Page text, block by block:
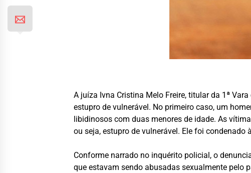
A juíza Ivna Cristina Melo Freire, titular da 1ª
estupro de vulnerável. No primeiro caso, um
libidinosos com duas menores de idade. As
ou seja, estupro de vulnerável. Ele foi condenado
Conforme narrado no inquérito policial, o
que estavam sendo abusadas sexualmente pelo